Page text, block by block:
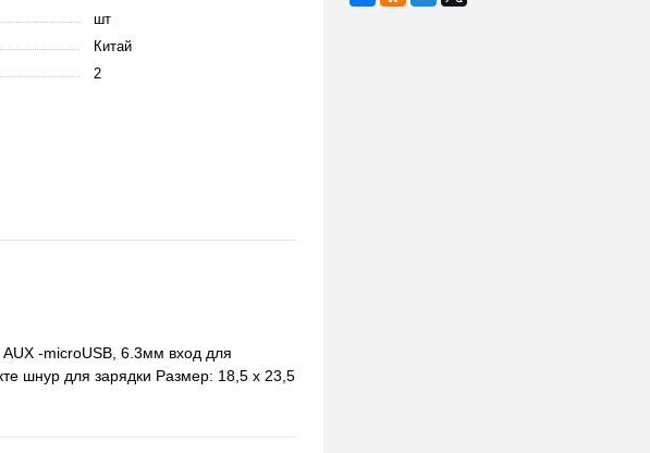
шт
Китай
2
-microUSB, 6.3мм вход для
шнур для зарядки Размер: 18,5 х 23,5